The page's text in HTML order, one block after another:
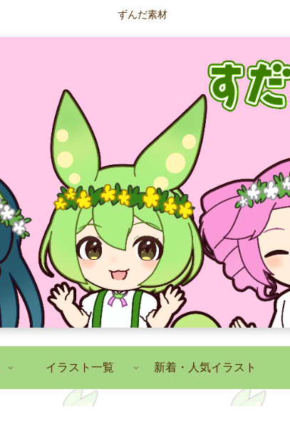
ずんだ素材
イラスト一覧 新着・人気イラスト